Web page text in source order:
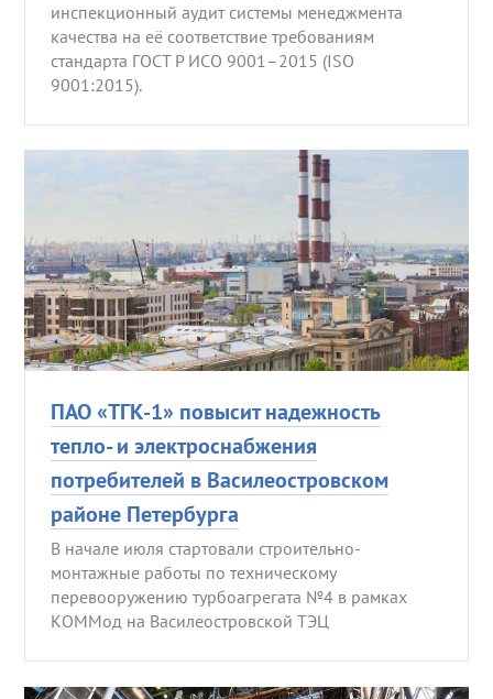
инспекционный аудит системы менеджмента
качества на её соответствие требованиям
стандарта ГОСТ Р ИСО 9001–2015 (ISO
9001:2015).
ПАО «ТГК-1» повысит надежность
тепло- и электроснабжения
потребителей в Василеостровском
районе Петербурга
В начале июля стартовали строительно-
монтажные работы по техническому
перевооружению турбоагрегата №4 в рамках
КОММод на Василеостровской ТЭЦ